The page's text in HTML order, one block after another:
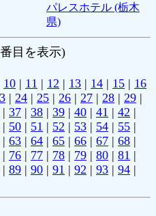
パレスホテル (栃木
県)
目を表示)
10 | 11 | 12 | 13 | 14 | 15 | 16
| 24 | 25 | 26 | 27 | 28 | 29 |
| 37 | 38 | 39 | 40 | 41 | 42 |
| 50 | 51 | 52 | 53 | 54 | 55 |
| 63 | 64 | 65 | 66 | 67 | 68 |
| 76 | 77 | 78 | 79 | 80 | 81 |
| 89 | 90 | 91 | 92 | 93 | 94 |